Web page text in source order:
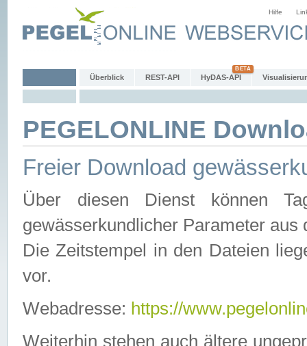
Hilfe
Überblick REST-API HyDAS-API
PEGELONLINE
Freier Download
Über diesen Dienst können
gewässerkundlicher Parameter aus
Die Zeitstempel in den Dateien
vor.
Webadresse: https://
Weiterhin stehen auch ältere